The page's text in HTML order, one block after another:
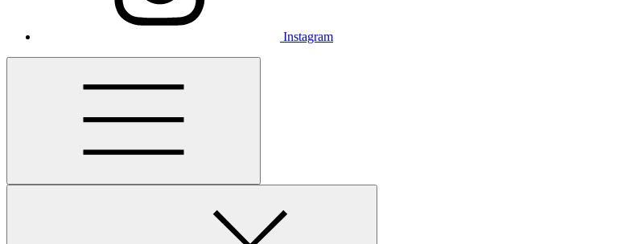
Instagram